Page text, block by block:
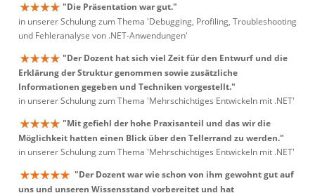
"Die Präsentation war gut."
in unserer Schulung zum Thema 'Debugging, Profiling, Troubleshooting
und Fehleranalyse von .NET-Anwendungen'
"Der Dozent hat sich viel Zeit für den Entwurf und die
Erklärung der Struktur genommen sowie zusätzliche
Informationen gegeben und Techniken vorgestellt."
in unserer Schulung zum Thema 'Mehrschichtiges Entwickeln mit .NET'
"Mit gefiehl der hohe Praxisanteil und das wir die
Möglichkeit hatten einen Blick über den Tellerrand zu werden."
in unserer Schulung zum Thema 'Mehrschichtiges Entwickeln mit .NET'
"Der Dozent war wie schon von ihm gewohnt gut auf
uns und unseren Wissensstand vorbereitet und hat